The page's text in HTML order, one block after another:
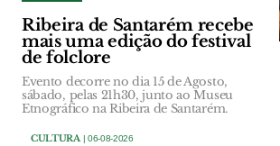
Ribeira de Santarém recebe
mais uma edição do festival
de folclore
Evento decorre no dia 15 de Agosto,
sábado, pelas 21h30, junto ao Museu
Etnográfico na Ribeira de Santarém.
CULTURA| 06-08-2026